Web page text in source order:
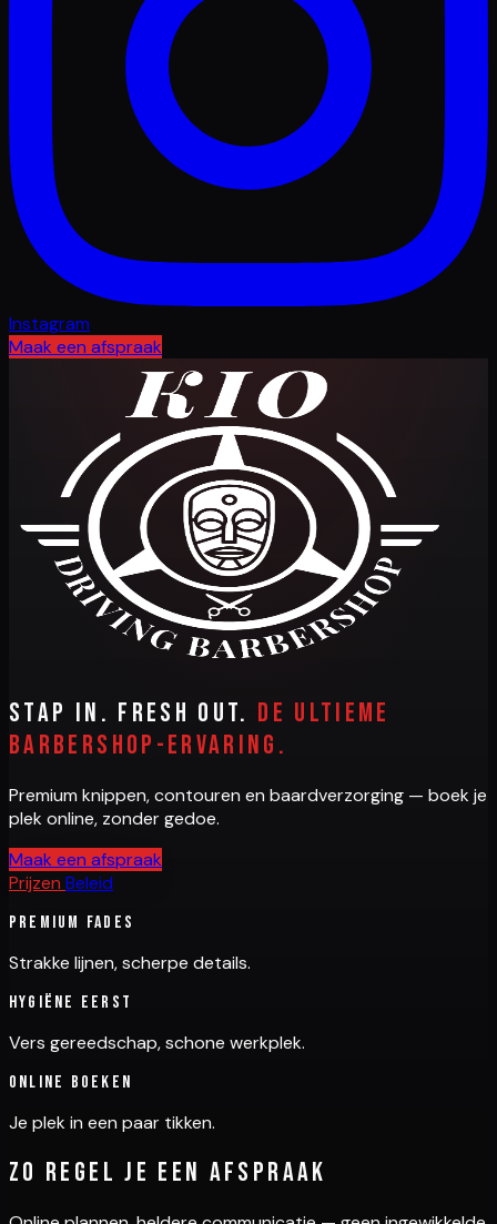
Instagram
Maak een afspraak
Stap in. Fresh out. De ultieme
barbershop-ervaring.
Premium knippen, contouren en baardverzorging — boek je
plek online, zonder gedoe.
Maak een afspraak
Prijzen Beleid
Premium fades
Strakke lijnen, scherpe details.
Hygiëne eerst
Vers gereedschap, schone werkplek.
Online boeken
Je plek in een paar tikken.
Zo regel je een afspraak